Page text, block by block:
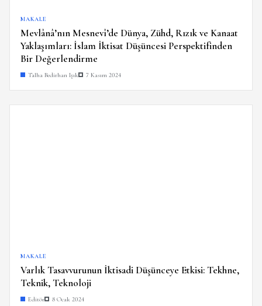
MAKALE
Mevlânâ’nın Mesnevî’de Dünya, Zühd, Rızık ve Kanaat
Yaklaşımları: İslam İktisat Düşüncesi Perspektifinden
Bir Değerlendirme
Talha Bedirhan Işık 7 Kasım 2024
MAKALE
Varlık Tasavvurunun İktisadi Düşünceye Etkisi: Tekhne,
Teknik, Teknoloji
Editör 8 Ocak 2024